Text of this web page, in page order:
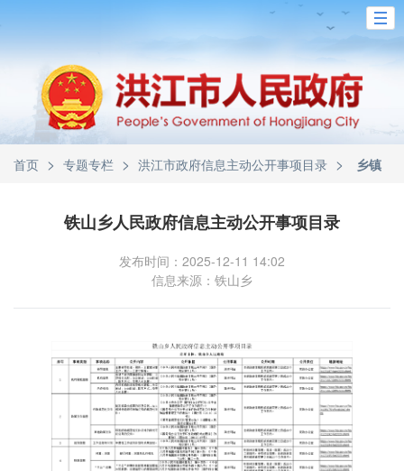
首页 > 专题专栏 > 洪江市政府信息主动公开事项目录 > 乡镇
铁山乡人民政府信息主动公开事项目录
发布时间：2025-12-11 14:02
信息来源：铁山乡